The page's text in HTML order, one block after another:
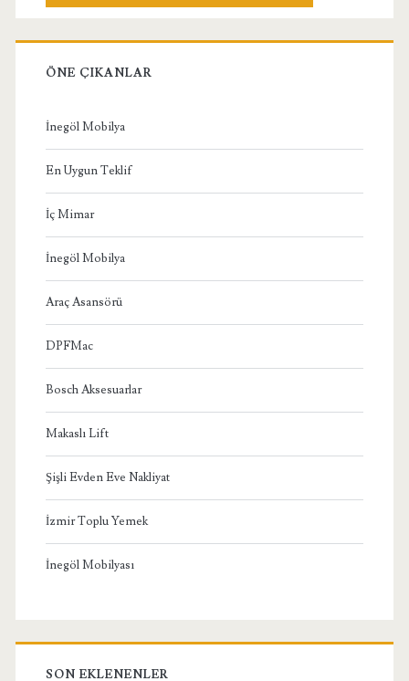
ÖNE ÇIKANLAR
İnegöl Mobilya
En Uygun Teklif
İç Mimar
İnegöl Mobilya
Araç Asansörü
DPFMac
Bosch Aksesuarlar
Makaslı Lift
Şişli Evden Eve Nakliyat
İzmir Toplu Yemek
İnegöl Mobilyası
SON EKLENENLER